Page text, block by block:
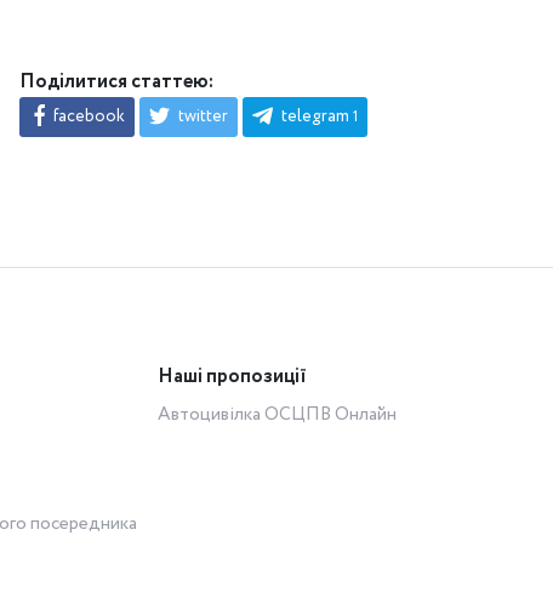
Поділитися статтею:
facebook twitter telegram 1
посередника
Наші пропозиції
Автоцивілка ОСЦПВ Онлайн